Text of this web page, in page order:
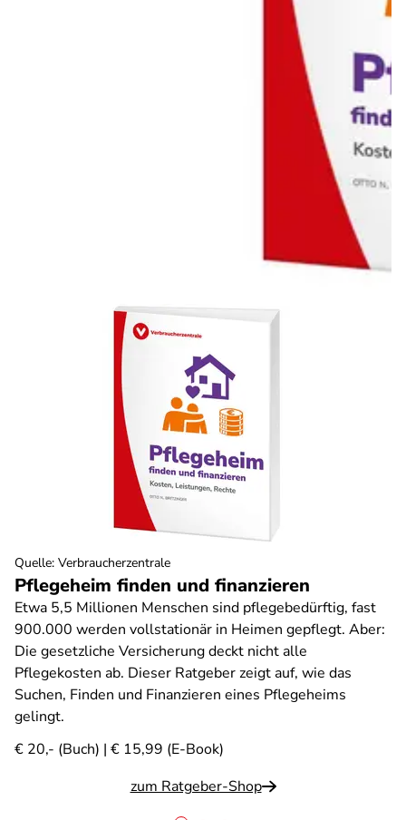
Pflegeheim finden und finanzieren
Etwa 5,5 Millionen Menschen sind pflegebedürftig, fast
900.000 werden vollstationär in Heimen gepflegt. Aber:
Die gesetzliche Versicherung deckt nicht alle
Pflegekosten ab. Dieser Ratgeber zeigt auf, wie das
Suchen, Finden und Finanzieren eines Pflegeheims
gelingt.
€ 20,- (Buch) | € 15,99 (E-Book)
zum Ratgeber-Shop
Quelle: Verbraucherzentrale